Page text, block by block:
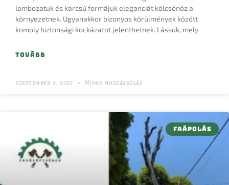
lombozatuk és karcsú formájuk eleganciát kölcsönöz a
környezetnek. Ugyanakkor bizonyos körülmények között
komoly biztonsági kockázatot jelenthetnek. Lássuk, mely
TOVÁBB
szeptember 3, 2025 Nincs hozzászólás
FAÁPOLÁS